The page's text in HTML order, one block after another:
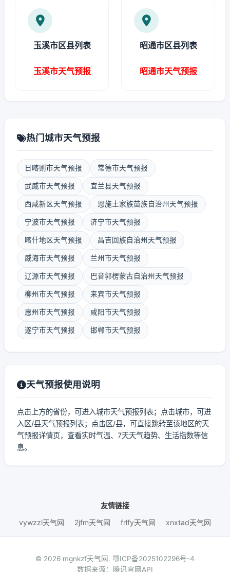
玉溪市区县列表
玉溪市天气预报
昭通市区县列表
昭通市天气预报
热门城市天气预报
日喀则市天气预报 常德市天气预报
武威市天气预报 宜兰县天气预报
西咸新区天气预报 恩施土家族苗族自治州天气预报
宁波市天气预报 济宁市天气预报
喀什地区天气预报 昌吉回族自治州天气预报
威海市天气预报 兰州市天气预报
辽源市天气预报 巴音郭楞蒙古自治州天气预报
柳州市天气预报 来宾市天气预报
惠州市天气预报 咸阳市天气预报
遂宁市天气预报 邯郸市天气预报
天气预报使用说明
点击上方的省份，可进入城市天气预报列表；点击城市，可进
入区/县天气预报列表；点击区/县，可直接跳转至该地区的天
气预报详情页，查看实时气温、7天天气趋势、生活指数等信
息。
友情链接
vywzzl天气网
2jfm天气网 frlfy天气网 xnxtad天气网
© 2026 mgnkzf天气网. 鄂ICP备2025102296号-4
数据来源：腾讯官网API